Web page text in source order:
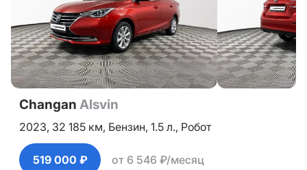
Changan Alsvin
2023, 32 185 км, Бензин, 1.5 л., Робот
519 000 ₽ от 6 546 ₽/месяц